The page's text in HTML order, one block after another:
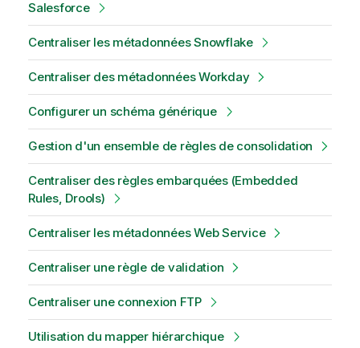
Salesforce
Centraliser les métadonnées Snowflake
Centraliser des métadonnées Workday
Configurer un schéma générique
Gestion d'un ensemble de règles de consolidation
Centraliser des règles embarquées (Embedded
Rules, Drools)
Centraliser les métadonnées Web Service
Centraliser une règle de validation
Centraliser une connexion FTP
Utilisation du mapper hiérarchique